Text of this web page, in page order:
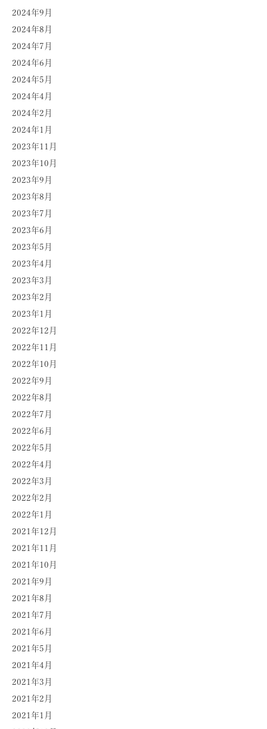
2024年9月
2024年8月
2024年7月
2024年6月
2024年5月
2024年4月
2024年2月
2024年1月
2023年11月
2023年10月
2023年9月
2023年8月
2023年7月
2023年6月
2023年5月
2023年4月
2023年3月
2023年2月
2023年1月
2022年12月
2022年11月
2022年10月
2022年9月
2022年8月
2022年7月
2022年6月
2022年5月
2022年4月
2022年3月
2022年2月
2022年1月
2021年12月
2021年11月
2021年10月
2021年9月
2021年8月
2021年7月
2021年6月
2021年5月
2021年4月
2021年3月
2021年2月
2021年1月